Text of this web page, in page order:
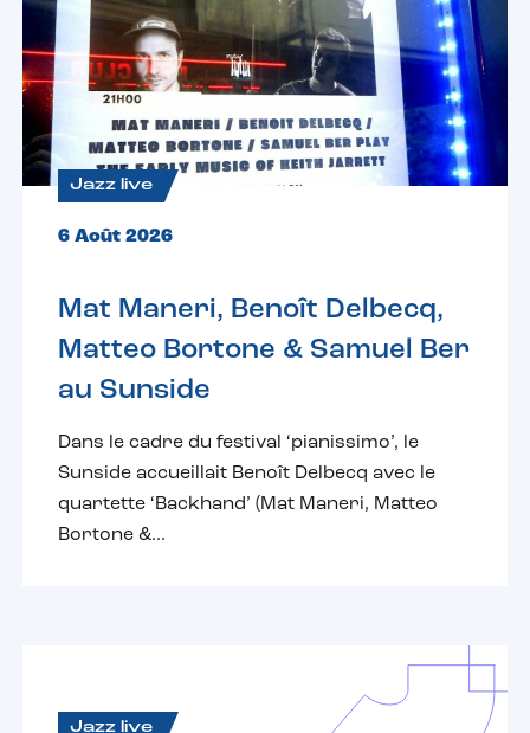
Jazz live
6 Août 2026
Mat Maneri, Benoît Delbecq,
Matteo Bortone & Samuel Ber
au Sunside
Dans le cadre du festival ‘pianissimo’, le
Sunside accueillait Benoît Delbecq avec le
quartette ‘Backhand’ (Mat Maneri, Matteo
Bortone &...
Jazz live